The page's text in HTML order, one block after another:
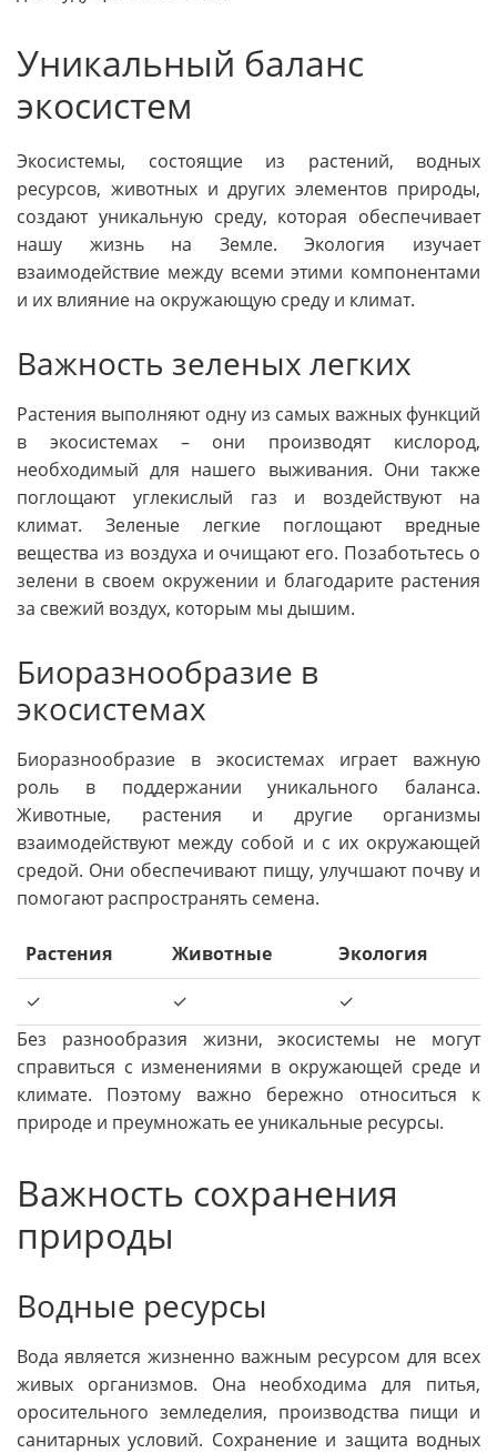
Уникальный баланс
экосистем
Экосистемы, состоящие из растений, водных
ресурсов, животных и других элементов природы,
создают уникальную среду, которая обеспечивает
нашу жизнь на Земле. Экология изучает
взаимодействие между всеми этими компонентами
и их влияние на окружающую среду и климат.
Важность зеленых легких
Растения выполняют одну из самых важных функций
в экосистемах – они производят кислород,
необходимый для нашего выживания. Они также
поглощают углекислый газ и воздействуют на
климат. Зеленые легкие поглощают вредные
вещества из воздуха и очищают его. Позаботьтесь о
зелени в своем окружении и благодарите растения
за свежий воздух, которым мы дышим.
Биоразнообразие в
экосистемах
Биоразнообразие в экосистемах играет важную
роль в поддержании уникального баланса.
Животные, растения и другие организмы
взаимодействуют между собой и с их окружающей
средой. Они обеспечивают пищу, улучшают почву и
помогают распространять семена.
Растения Животные
Экология
✓
✓
✓
Без разнообразия жизни, экосистемы не могут
справиться с изменениями в окружающей среде и
климате. Поэтому важно бережно относиться к
природе и преумножать ее уникальные ресурсы.
Важность сохранения
природы
Водные ресурсы
Вода является жизненно важным ресурсом для всех
живых организмов. Она необходима для питья,
оросительного земледелия, производства пищи и
санитарных условий. Сохранение и защита водных